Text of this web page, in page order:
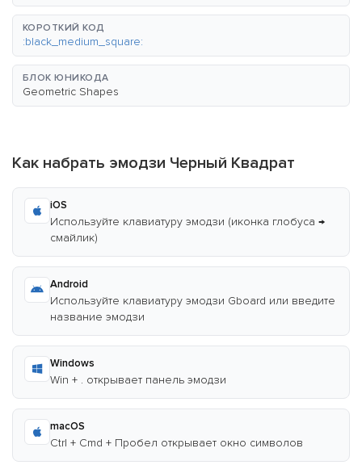
КОРОТКИЙ КОД
:black_medium_square:
БЛОК ЮНИКОДА
Geometric Shapes
Как набрать эмодзи Черный Квадрат
iOS
Используйте клавиатуру эмодзи (иконка глобуса →
смайлик)
Android
Используйте клавиатуру эмодзи Gboard или введите
название эмодзи
Windows
Win + . открывает панель эмодзи
macOS
Ctrl + Cmd + Пробел открывает окно символов